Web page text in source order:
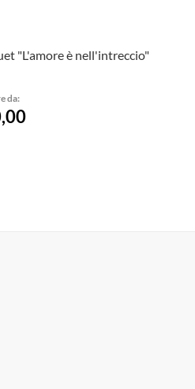
"L'amore è nell'intreccio"
da: